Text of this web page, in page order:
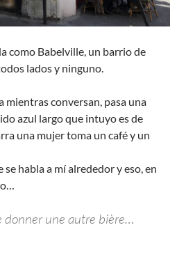
como Babelville, un barrio de
lados y ninguno.
mientras conversan, pasa una
azul largo que intuyo es de
una mujer toma un café y un
habla a mí alrededor y eso, en
donner une autre bière…